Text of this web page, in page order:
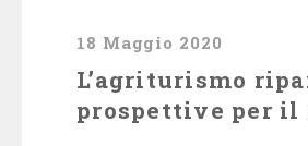
18 Maggio 2020
L’agriturismo
prospettive per il